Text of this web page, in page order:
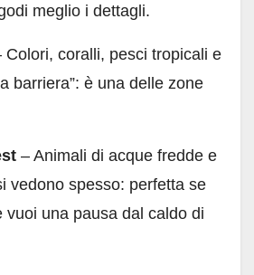
meglio i dettagli.
Colori, coralli, pesci tropicali e
barriera”: è una delle zone
– Animali di acque fredde e
vedono spesso: perfetta se
vuoi una pausa dal caldo di